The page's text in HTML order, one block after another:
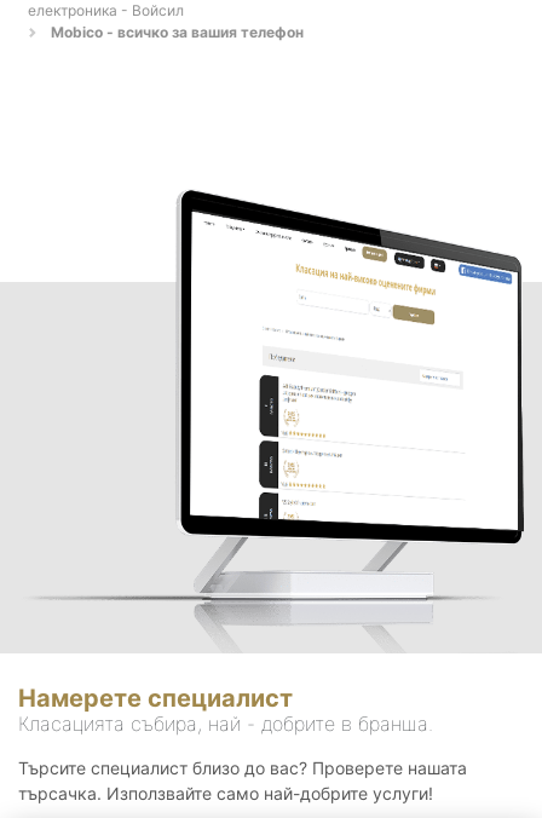
електроника - Войсил
Mobico - всичко за вашия телефон
Намерете специалист
Класацията събира, най - добрите в бранша.
Търсите специалист близо до вас? Проверете нашата
търсачка. Използвайте само най-добрите услуги!